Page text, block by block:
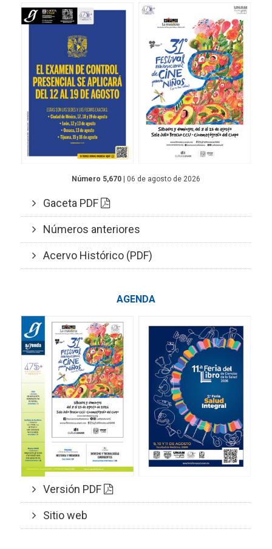
Número 5,670 | 06 de agosto de 2026
Gaceta PDF
Números anteriores
Acervo Histórico (PDF)
AGENDA
Versión PDF
Sitio web